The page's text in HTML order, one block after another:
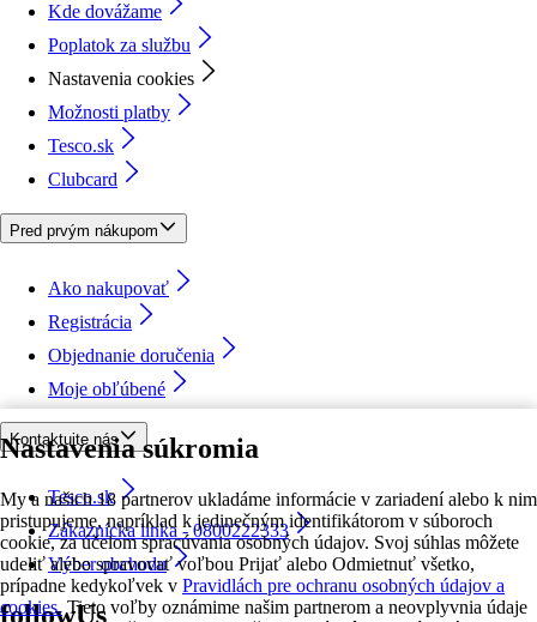
Nastavenia súkromia
My a našich 18 partnerov ukladáme informácie v zariadení alebo k nim
pristupujeme, napríklad k jedinečným identifikátorom v súboroch
cookie, za účelom spracúvania osobných údajov. Svoj súhlas môžete
udeliť alebo spravovať voľbou Prijať alebo Odmietnuť všetko,
prípadne kedykoľvek v Pravidlách pre ochranu osobných údajov a
cookies. Tieto voľby oznámime našim partnerom a neovplyvnia údaje
Kde dovážame
Poplatok za službu
Nastavenia cookies
Možnosti platby
Tesco.sk
Clubcard
Pred prvým nákupom
Ako nakupovať
Registrácia
Objednanie doručenia
Moje obľúbené
Kontaktujte nás
Tesco.sk
Zákaznícka linka - 0800222333
Výber obchodu
followUs